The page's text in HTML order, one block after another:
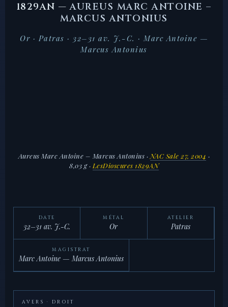
1829AN —AUREUS MARC ANTOINE –
MARCUS ANTONIUS
Or · Patras · 32–31 av. J.-C. · Marc Antoine —
Marcus Antonius
Aureus Marc Antoine – Marcus Antonius · NAC Sale 27, 2004 ·
8,03 g · LesDioscures 1829AN
DATE
32–31 av. J.-C.
MÉTAL
Or
ATELIER
Patras
MAGISTRAT
Marc Antoine — Marcus Antonius
AVERS · DROIT